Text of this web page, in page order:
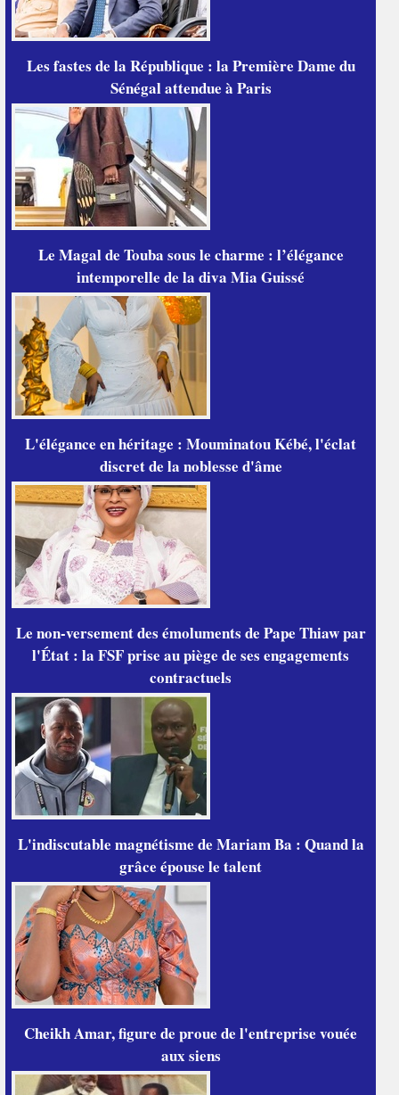
Les fastes de la République : la Première Dame du
Sénégal attendue à Paris
Le Magal de Touba sous le charme : l’élégance
intemporelle de la diva Mia Guissé
L'élégance en héritage : Mouminatou Kébé, l'éclat
discret de la noblesse d'âme
Le non-versement des émoluments de Pape Thiaw par
l'État : la FSF prise au piège de ses engagements
contractuels
L'indiscutable magnétisme de Mariam Ba : Quand la
grâce épouse le talent
Cheikh Amar, figure de proue de l'entreprise vouée
aux siens